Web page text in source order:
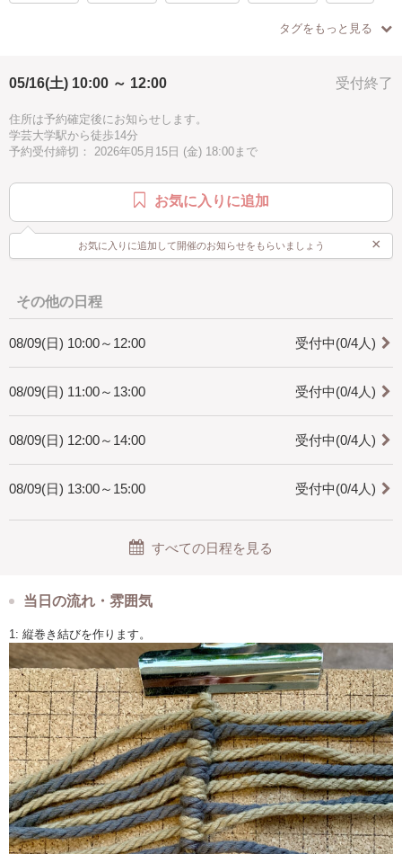
[所要時間]
あります。
時間に余裕をもってお越しください。
・マクラメ編みは手で紐を結びデザインを作り出すことの出来る技法で
インテリア、アクセサリーと幅広く作れます。
一つ作ると次に何を作ろうかなと楽しくなります。
是非体験してみてください。
グレー
タグをもっと見る
受付終了
05/16(土) 10:00 ～ 12:00
住所は予約確定後にお知らせします。
学芸大学駅から徒歩14分
予約受付締切： 2026年05月15日 (金) 18:00まで
お気に入りに追加
お気に入りに追加して開催のお知らせをもらいましょう ×
その他の日程
受付中(0/4人)
08/09(日) 10:00～12:00
受付中(0/4人)
08/09(日) 11:00～13:00
受付中(0/4人)
08/09(日) 12:00～14:00
受付中(0/4人)
08/09(日) 13:00～15:00
すべての日程を見る
当日の流れ・雰囲気
1: 縦巻き結びを作ります。